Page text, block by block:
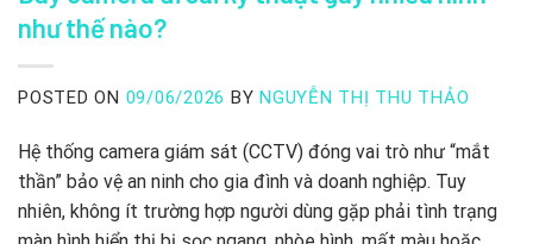
như thế nào?
POSTED ON 09/06/2026 BY NGUYỄN THỊ THU THẢO
Hệ thống camera giám sát (CCTV) đóng vai trò như “mắt
thần” bảo vệ an ninh cho gia đình và doanh nghiệp. Tuy
nhiên, không ít trường hợp người dùng gặp phải tình trạng